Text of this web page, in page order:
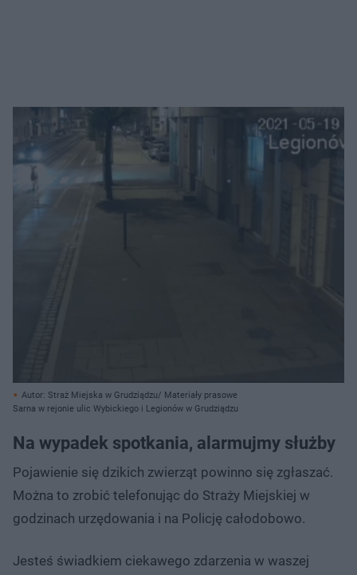
Autor: Straż Miejska w Grudziądzu/ Materiały prasowe
Sarna w rejonie ulic Wybickiego i Legionów w Grudziądzu
Na wypadek spotkania, alarmujmy służby
Pojawienie się dzikich zwierząt powinno się zgłaszać.
Można to zrobić telefonując do Straży Miejskiej w
godzinach urzędowania i na Policję całodobowo.
Jesteś świadkiem ciekawego zdarzenia w waszej